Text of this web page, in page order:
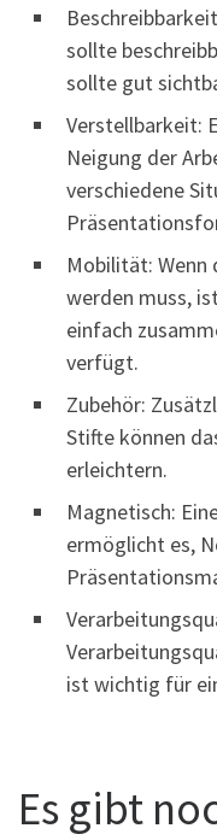
sollte
sollte gut
Verstellbarkeit:
Neigung der
verschiedene
Mobilität:
werden muss,
einfach
verfügt.
Zubehör:
Stifte können
erleichtern.
Magnetisch:
ermöglicht es,
ist wichtig für
Es gibt